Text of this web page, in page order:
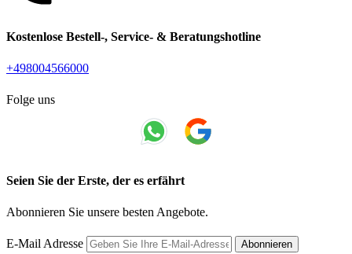
Kostenlose Bestell-, Service- & Beratungshotline
+498004566000
Folge uns
Seien Sie der Erste, der es erfährt
Abonnieren Sie unsere besten Angebote.
E-Mail Adresse Abonnieren